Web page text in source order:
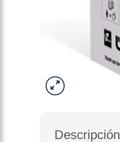
Descripción